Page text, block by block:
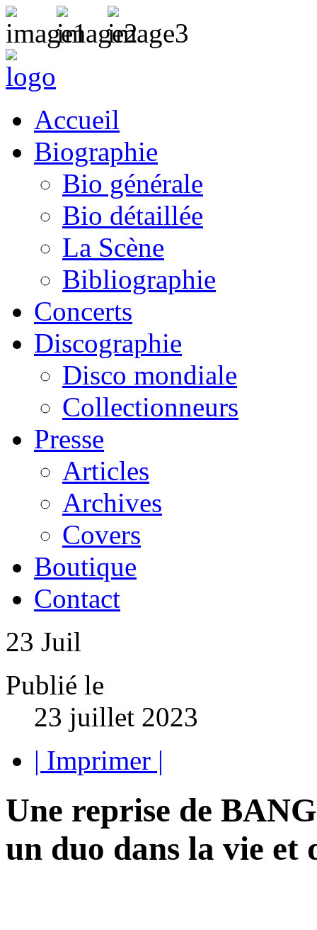
Accueil
Biographie
Bio générale
Bio détaillée
La Scène
Bibliographie
Concerts
Discographie
Disco mondiale
Collectionneurs
Presse
Articles
Archives
Covers
Boutique
Contact
23 Juil
Publié le
23 juillet 2023
| Imprimer |
Une reprise de
un duo dans la vie et